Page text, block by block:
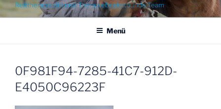
Reittherapeutin und Therapiebegleithunde Team
Menü
0F981F94-7285-41C7-912D-
E4050C96223F